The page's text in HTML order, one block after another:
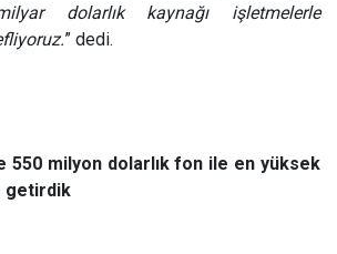
dolarlık kaynağı işletmelerle
” dedi.
550 milyon dolarlık fon ile en yüksek
getirdik